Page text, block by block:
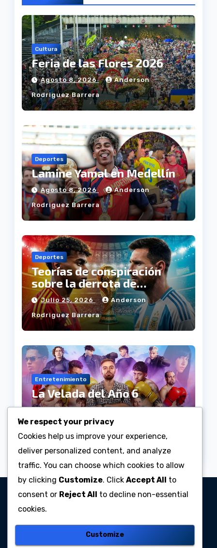
Cultura
Feria de las Flores 2026
Agosto 8, 2026 Anderson
Rodriguez Barrera
Deportes
Lamine Yamal en Medellín
Agosto 8, 2026 Anderson
Rodriguez Barrera
Deportes
Teorías de conspiración
sobre la derrota de
Argentina
Julio 25, 2026 Anderson
Rodriguez Barrera
Entretenimiento
La Velada del Año 6
Julio 25, 2026 Anderson
Rodriguez Barrera
Emisora Online
We respect your privacy
Cookies help us improve your experience,
deliver personalized content, and analyze
traffic. You can choose which cookies to allow
by clicking Customize. Click Accept All to
consent or Reject All to decline non-essential
cookies.
Customize